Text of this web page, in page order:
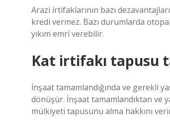
Arazi irtifaklarının bazı
kredi vermez. Bazı durumlarda
yıkım emri verebilir.
Kat irtifakı tapusu
İnşaat tamamlandığında ve gerekli
dönüşür. İnşaat tamamlandıktan ve
mülkiyeti tapusunu alma hakkını